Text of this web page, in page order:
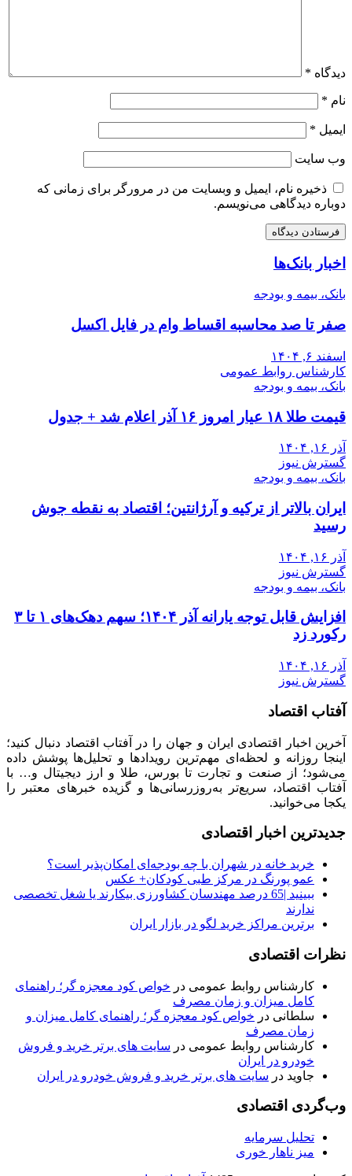
دیدگاه *
نام *
ایمیل *
وب‌ سایت
ذخیره نام، ایمیل و وبسایت من در مرورگر برای زمانی که
دوباره دیدگاهی می‌نویسم.
اخبار بانک‌ها
بانک، بیمه و بودجه
صفر تا صد محاسبه اقساط وام در فایل اکسل
اسفند ۶, ۱۴۰۴
کارشناس روابط عمومی
بانک، بیمه و بودجه
قیمت طلا ۱۸ عیار امروز ۱۶ آذر اعلام شد + جدول
آذر ۱۶, ۱۴۰۴
گسترش نیوز
بانک، بیمه و بودجه
ایران بالاتر از ترکیه و آرژانتین؛ اقتصاد به نقطه جوش
رسید
آذر ۱۶, ۱۴۰۴
گسترش نیوز
بانک، بیمه و بودجه
افزایش قابل توجه یارانه آذر ۱۴۰۴؛ سهم دهک‌های ۱ تا ۳
رکورد زد
آذر ۱۶, ۱۴۰۴
گسترش نیوز
آفتاب اقتصاد
آخرین اخبار اقتصادی ایران و جهان را در آفتاب اقتصاد دنبال کنید؛
اینجا روزانه و لحظه‌ای مهم‌ترین رویدادها و تحلیل‌ها پوشش داده
می‌شود؛ از صنعت و تجارت تا بورس، طلا و ارز دیجیتال و… با
آفتاب اقتصاد، سریع‌تر به‌روزرسانی‌ها و گزیده خبرهای معتبر را
یکجا می‌خوانید.
جدیدترین اخبار اقتصادی
خرید خانه در شهران با چه بودجه‌ای امکان‌پذیر است؟
عمو پورنگ در مرکز طبی کودکان+ عکس
ببینید |65 درصد مهندسان کشاورزی بیکارند یا شغل تخصصی
ندارند
برترین مراکز خرید لگو در بازار ایران
نظرات اقتصادی
کارشناس روابط عمومی در خواص کود معجزه گر؛ راهنمای
کامل میزان و زمان مصرف
سلطانی در خواص کود معجزه گر؛ راهنمای کامل میزان و
زمان مصرف
کارشناس روابط عمومی در سایت های برتر خرید و فروش
خودرو در ایران
جاوید در سایت های برتر خرید و فروش خودرو در ایران
وب‌گردی اقتصادی
تحلیل سرمایه
میز ناهار خوری